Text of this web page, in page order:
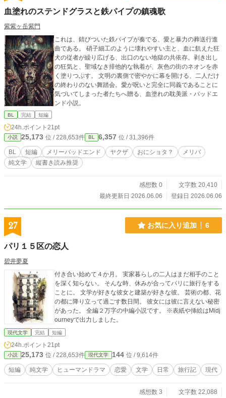
血塗れのステンドグラスと鉄パイプの鎮魂歌
紫紫ヶ岳紫門
これは、錆びついた鉄パイプが奏でる、愛と暴力の葬送行進
曲である。 硝子細工のように壊れやすい主と、血に飢えた狂
犬の従者が繰り広げる、出口のない地獄の共依存。剥き出し
の狂気と、聖域なき排他的な執着が、灰色の街のネオンを赤
く塗りつぶす。 文明の裏側で密やかに幕を開ける、二人だけ
の終わりのない舞踏会。愛が呪いと完全に同義であることに
気づいてしまった者たちへ贈る、血塗れの耽美派・バッドエ
ンド小説。
BL 完結 短編
24h.ポイント 21pt
小説 25,173 位 / 228,653件 BL 6,357 位 / 31,396件
BL 短編 メリーバッドエンド ヤクザ おにショタ？
メリバ
純文学
縦書き読み推奨
感想数 0
文字数 20,410
最終更新日 2026.06.06
登録日 2026.06.06
27 お気に入り追加 6
パリ１５区の恋人
碧井夢夏
付き合い始めて４か月。 実家暮らしの二人はまだ相手のこと
を深く知らない。 そんな時、休みが合ってパリに旅行をする
ことに。 文学が好きな彼女と建築が好きな彼。 芸術の都、花
の都に降り立って過ごす数日間。 彼女には彼に言えない秘密
があった。 全編２万字の中編小説です。 ※表紙や挿絵はMidj
ourneyで出力しました。
現代文学 完結 短編
24h.ポイント 21pt
小説 25,173 位 / 228,653件 現代文学 144 位 / 9,614件
短編 純文学 ヒューマンドラマ 恋愛 文学 日常 旅行記 現代
感想数 3
文字数 22,088